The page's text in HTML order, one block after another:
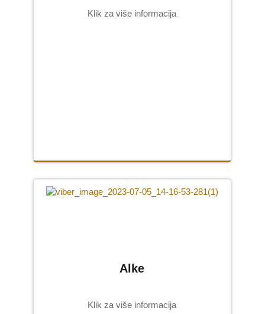
Klik za više informacija
Alke
Klik za više informacija